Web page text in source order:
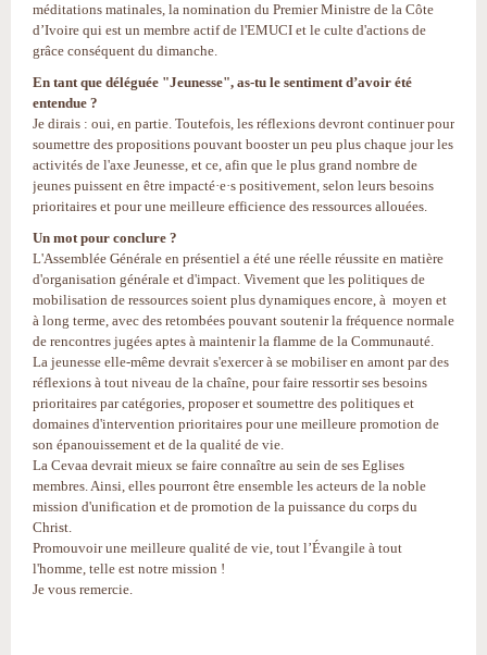
méditations matinales, la nomination du Premier Ministre de la Côte
d’Ivoire qui est un membre actif de l'EMUCI et le culte d'actions de
grâce conséquent du dimanche.
En tant que déléguée "Jeunesse", as-tu le sentiment d’avoir été
entendue ?
Je dirais : oui, en partie. Toutefois, les réflexions devront continuer pour
soumettre des propositions pouvant booster un peu plus chaque jour les
activités de l'axe Jeunesse, et ce, afin que le plus grand nombre de
jeunes puissent en être impacté·e·s positivement, selon leurs besoins
prioritaires et pour une meilleure efficience des ressources allouées.
Un mot pour conclure ?
L'Assemblée Générale en présentiel a été une réelle réussite en matière
d'organisation générale et d'impact. Vivement que les politiques de
mobilisation de ressources soient plus dynamiques encore, à moyen et
à long terme, avec des retombées pouvant soutenir la fréquence normale
de rencontres jugées aptes à maintenir la flamme de la Communauté.
La jeunesse elle-même devrait s'exercer à se mobiliser en amont par des
réflexions à tout niveau de la chaîne, pour faire ressortir ses besoins
prioritaires par catégories, proposer et soumettre des politiques et
domaines d'intervention prioritaires pour une meilleure promotion de
son épanouissement et de la qualité de vie.
La Cevaa devrait mieux se faire connaître au sein de ses Eglises
membres. Ainsi, elles pourront être ensemble les acteurs de la noble
mission d'unification et de promotion de la puissance du corps du
Christ.
Promouvoir une meilleure qualité de vie, tout l’Évangile à tout
l'homme, telle est notre mission !
Je vous remercie.